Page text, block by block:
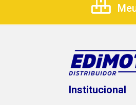
Institucional